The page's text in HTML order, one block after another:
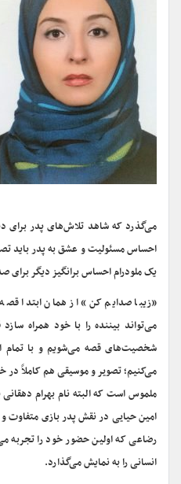
می‌گذرد که شاهد تلاش‌های پدر
احساس مسئولیت و عشق به پدر باید
یک ملودرام احساس برانگیز دیگر برای
«زیبا صدایم کن» از همان ابتدا
می‌تواند بیننده را با خود همراه
شخصیت‌های قصه می‌شویم و با تمام
می‌کنیم؛ تصویر و موسیقی هم کاملاً
ملموس است که البته نام بهرام
امین حیایی در نقش پدر بازی
رضاعی که اولین حضور خود را تجربه
انسانی را به نمایش می‌گذارد.